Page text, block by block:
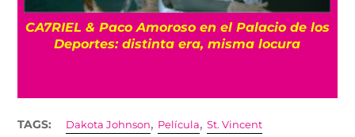
CA7RIEL & Paco Amoroso en el Palacio de los
Deportes: distinta era, misma locura
TAGS: Dakota Johnson, Película,St. Vincent